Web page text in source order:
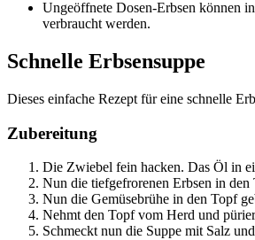
Ungeöffnete Dosen-Erbsen können
verbraucht werden.
Schnelle Erbsensuppe
Dieses einfache Rezept für eine schnelle
Zubereitung
Die Zwiebel fein hacken. Das Öl in
Nun die tiefgefrorenen Erbsen in
Nun die Gemüsebrühe in den Topf
Nehmt den Topf vom Herd und
Schmeckt nun die Suppe mit Salz